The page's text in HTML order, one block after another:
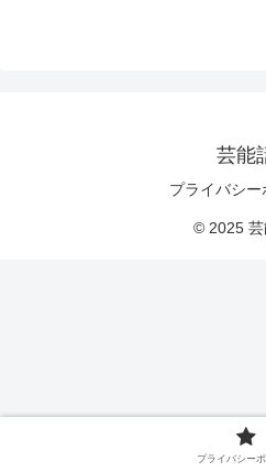
芸能
プライバシー
© 2025 芸
プライバシー